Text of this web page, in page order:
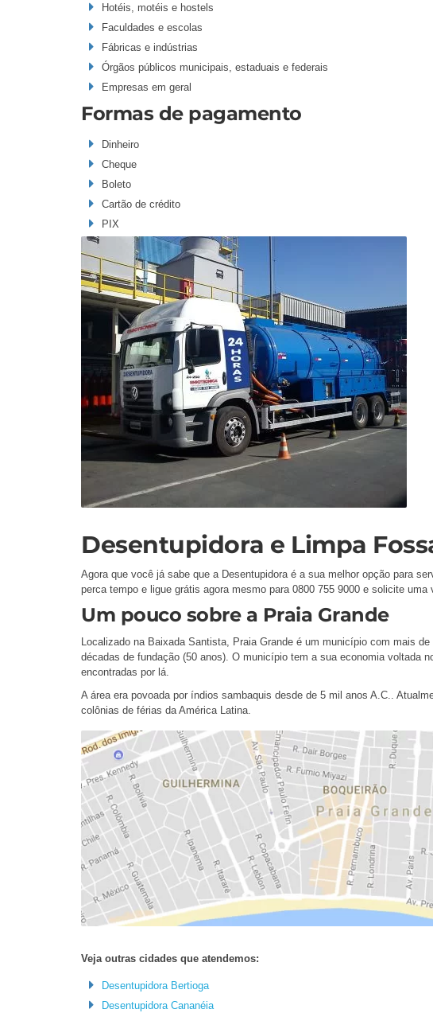
Hotéis, motéis e hostels
Faculdades e escolas
Fábricas e indústrias
Órgãos públicos municipais, estaduais e federais
Empresas em geral
Formas de pagamento
Dinheiro
Cheque
Boleto
Cartão de crédito
PIX
Desentupidora e Limpa
Agora que você já sabe que a Desentupidora é a sua melhor opção para
perca tempo e ligue grátis agora mesmo para 0800 755 9000 e solicite uma
Um pouco sobre a Praia Grande
Localizado na Baixada Santista, Praia Grande é um município com mais
décadas de fundação (50 anos). O município tem a sua economia voltada
encontradas por lá.
A área era povoada por índios sambaquis desde de 5 mil anos A.C..
colônias de férias da América Latina.
Veja outras cidades que atendemos:
Desentupidora Bertioga
Desentupidora Cananéia